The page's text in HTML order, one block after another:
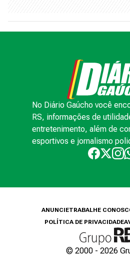
No Diário Gaúcho você
RS, informações de
entretenimento, além de
esportivos e jornalismo
ANUNCIETRABALHE
POLÍTICA DE PRIVACIDADE
© 2000 - 2026